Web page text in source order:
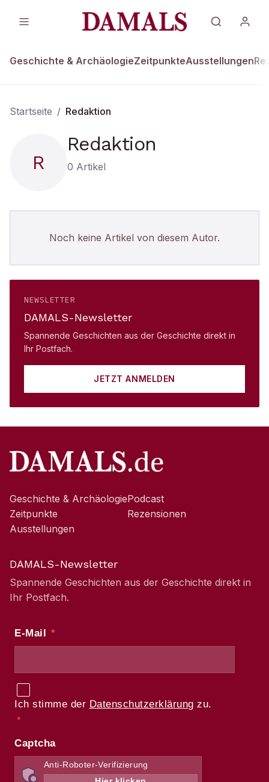
Geschichte & ArchäologieZeitpunkteAusstellungen
Startseite / Redaktion
R
Redaktion
0 Artikel
Noch keine Artikel von diesem Autor.
NEWSLETTER
DAMALS-Newsletter
Spannende Geschichten aus der Geschichte direkt in
Ihr Postfach.
JETZT ANMELDEN
Geschichte & Archäologie
Zeitpunkte
Ausstellungen
Podcast
Rezensionen
DAMALS-Newsletter
Spannende Geschichten aus der Geschichte direkt in
Ihr Postfach.